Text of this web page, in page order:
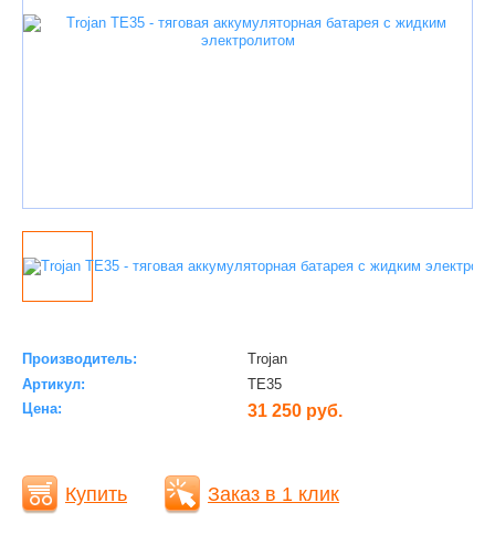
Производитель:
Trojan
Артикул:
TE35
Цена:
31 250 руб.
Купить Заказ в 1 клик